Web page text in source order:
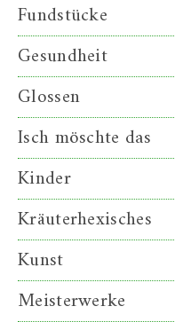
Fundstücke
Gesundheit
Glossen
Isch möschte das
Kinder
Kräuterhexisches
Kunst
Meisterwerke